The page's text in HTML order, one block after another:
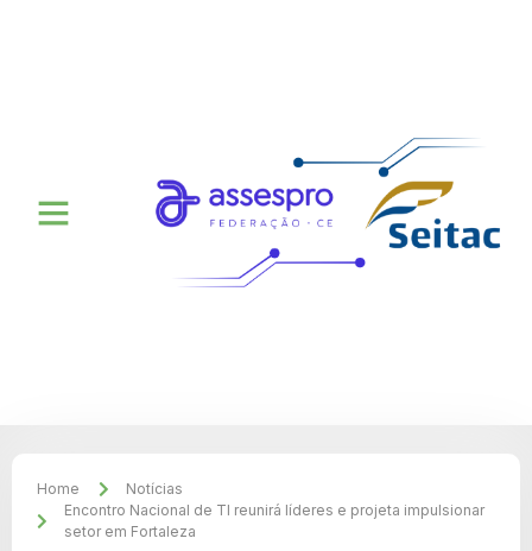
Home
Notícias
Encontro Nacional de TI reunirá líderes e projeta impulsionar
setor em Fortaleza